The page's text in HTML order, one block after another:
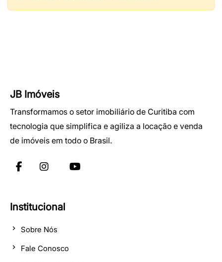
JB Imóveis
Transformamos o setor imobiliário de Curitiba com
tecnologia que simplifica e agiliza a locação e venda
de imóveis em todo o Brasil.
Institucional
Sobre Nós
Fale Conosco